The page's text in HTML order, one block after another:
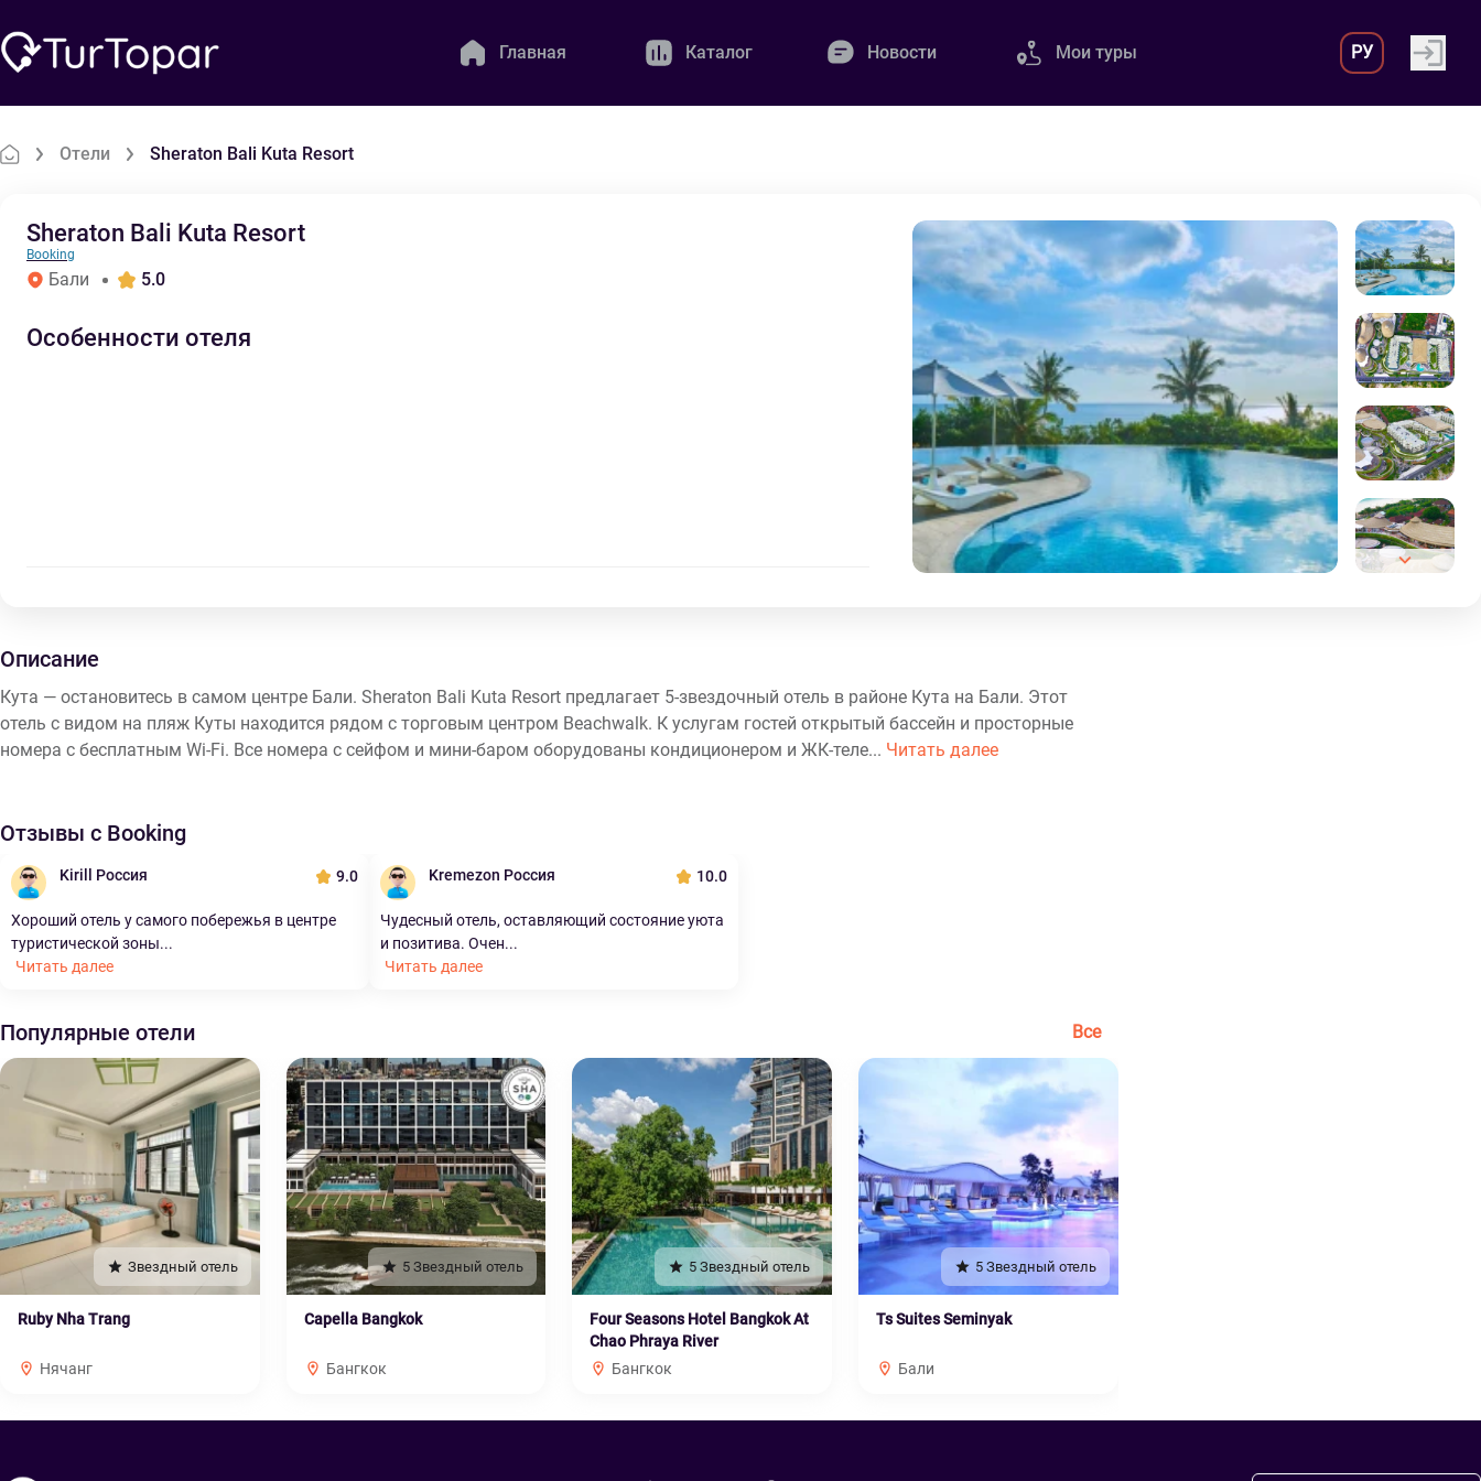
Главная Каталог Новости Мои туры РУ
Отели Sheraton Bali Kuta Resort
Sheraton Bali Kuta Resort
Booking
Бали 5.0
Особенности отеля
Описание
Кута — остановитесь в самом центре Бали. Sheraton Bali Kuta Resort предлагает 5-звездочный отель в районе Кута на Бали. Этот
отель с видом на пляж Куты находится рядом с торговым центром Beachwalk. К услугам гостей открытый бассейн и просторные
номера с бесплатным Wi-Fi. Все номера с сейфом и мини-баром оборудованы кондиционером и ЖК-теле... Читать далее
Отзывы с Booking
Kirill Россия 9.0
Хороший отель у самого побережья в центре
туристической зоны...
Читать далее
Kremezon Россия 10.0
Чудесный отель, оставляющий состояние уюта
и позитива. Очен...
Читать далее
Популярные отели Все
Звездный отель
Ruby Nha Trang
Нячанг
5 Звездный отель
Capella Bangkok
Бангкок
5 Звездный отель
Four Seasons Hotel Bangkok At
Chao Phraya River
Бангкок
5 Звездный отель
Ts Suites Seminyak
Бали